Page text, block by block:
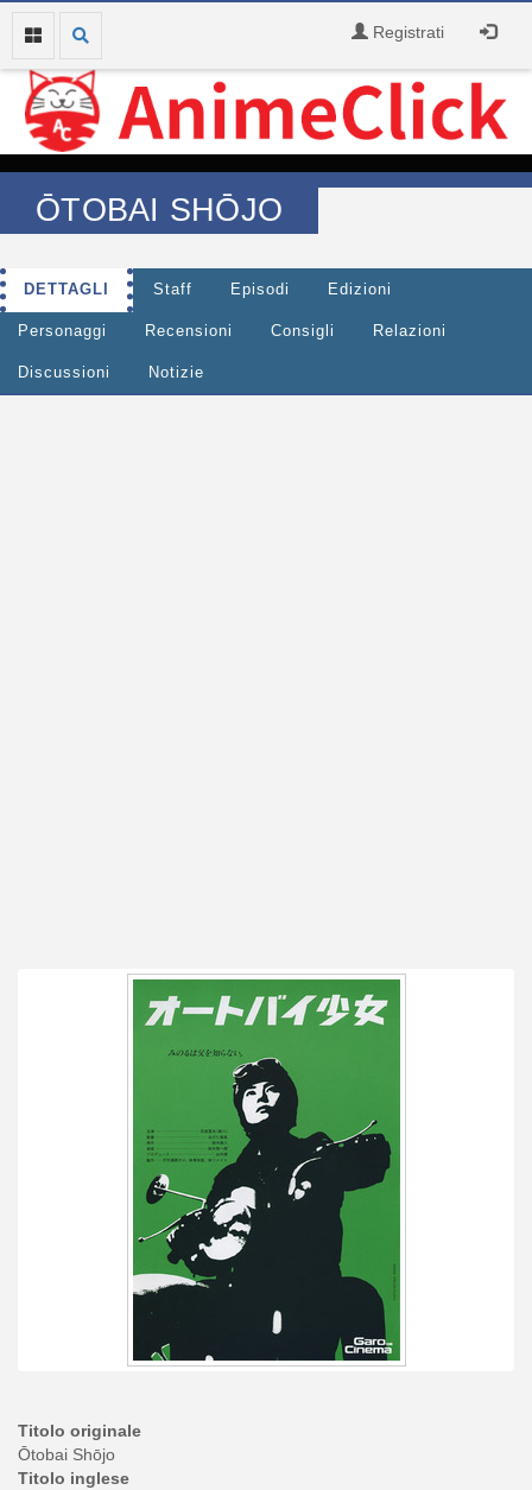
Registrati
ŌTOBAI SHŌJO
DETTAGLI Staff Episodi Edizioni
Personaggi Recensioni Consigli Relazioni
Discussioni Notizie
Titolo originale
Ōtobai Shōjo
Titolo inglese